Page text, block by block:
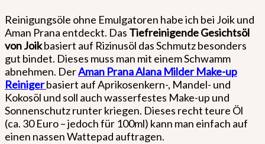
Reinigungsöle ohne Emulgatoren habe ich bei Joik und
Aman Prana entdeckt. Das Tiefreinigende Gesichtsöl
von Joikbasiert auf Rizinusöl das Schmutz besonders
gut bindet. Dieses muss man mit einem Schwamm
abnehmen. DerAman Prana Alana Milder Make-up
Reinigerbasiert auf Aprikosenkern-, Mandel- und
Kokosöl und soll auch wasserfestes Make-up und
Sonnenschutz runter kriegen. Dieses recht teure Öl
(ca. 30 Euro – jedoch für 100ml) kann man einfach auf
einen nassen Wattepad auftragen.